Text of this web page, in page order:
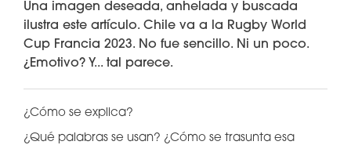
Una imagen deseada, anhelada y buscada
ilustra este artículo. Chile va a la Rugby World
Cup Francia 2023. No fue sencillo. Ni un poco.
¿Emotivo? Y... tal parece.
¿Cómo se explica?
¿Qué palabras se usan? ¿Cómo se trasunta esa